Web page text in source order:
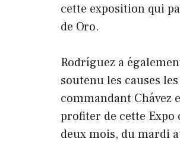
cette exposition qui
de Oro.
Rodríguez a
soutenu les causes
commandant Chávez
profiter de cette Expo
deux mois, du mardi